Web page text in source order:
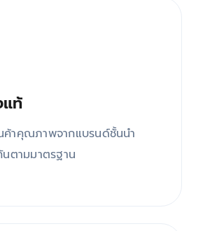
แท้
ค้าคุณภาพจากแบรนด์ชั้นนำ
ตามมาตรฐาน